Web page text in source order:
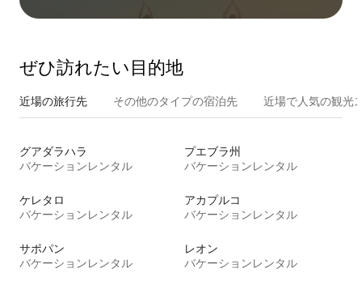
ぜひ訪⁠れ⁠た⁠い目⁠的⁠地
近場の旅行先 その他のタ⁠イ⁠プ⁠の宿⁠泊⁠先 近場で人気の観光
グアダラハラ
バケーションレンタル
プエブラ州
バケーションレンタル
ケレタロ
バケーションレンタル
アカプルコ
バケーションレンタル
サポパン
バケーションレンタル
レオン
バケーションレンタル